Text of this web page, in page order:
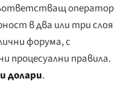
оператор
в два или три слоя
форума, с
процесуални правила.
долари.